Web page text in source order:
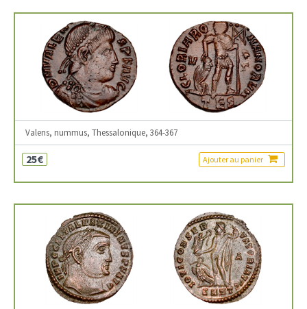
Valens, nummus, Thessalonique, 364-367
25€ Ajouter au panier